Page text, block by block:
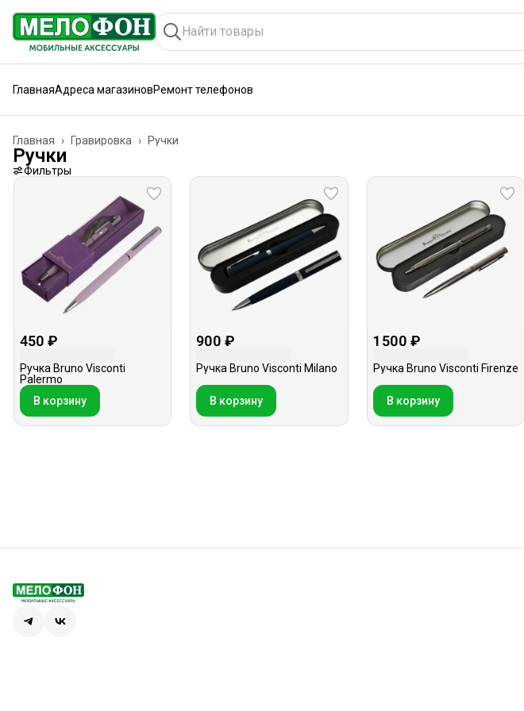
ГлавнаяАдреса магазиновРемонт телефонов
Ручки
Гравировка ›
Главная ›
Ручки
Фильтры
450 ₽
Ручка Bruno Visconti
Palermo
В корзину
900 ₽
Ручка Bruno Visconti Milano
В корзину
1 500 ₽
Ручка Bruno Visconti Firenze
В корзину